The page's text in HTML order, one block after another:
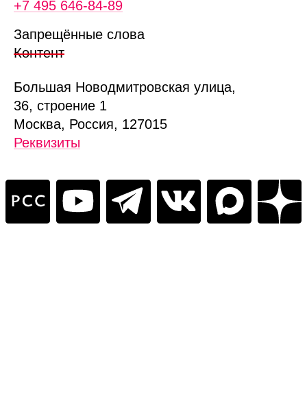
+7 495 646‑84‑89
Запрещённые слова
Контент
Большая Новодмитровская улица,
36, строение 1
Москва, Россия, 127015
Реквизиты